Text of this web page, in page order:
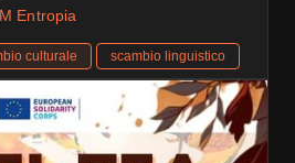
Entropia
culturale scambio linguistico